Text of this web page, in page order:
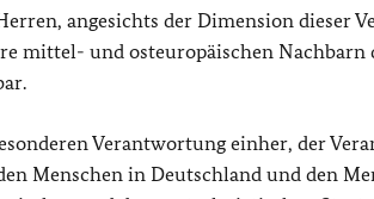
angesichts der Dimension dieser
mittel- und osteuropäischen
Verantwortung einher, der
Menschen in Deutschland und den